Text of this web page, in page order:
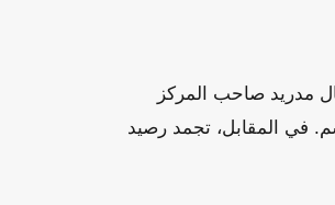
نقاط عن ريال مدريد صاحب المركز
في المقابل، تجمد رصيد